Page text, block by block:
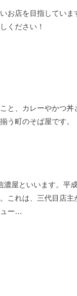
お店を目指していま
ください！
と、カレーやかつ丼
う町のそば屋です。
濃屋といいます。平
これは、三代目店
ュー…